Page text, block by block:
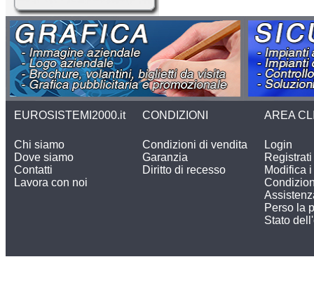
EUROSISTEMI2000.it
Chi siamo
Dove siamo
Contatti
Lavora con noi
CONDIZIONI
Condizioni di vendita
Garanzia
Diritto di recesso
AREA
Login
Registrati
Modifica
Perso la
Stato